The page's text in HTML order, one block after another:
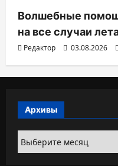
Волшебные
на все случаи
Редактор 03.08.2026
Архивы
Архивы